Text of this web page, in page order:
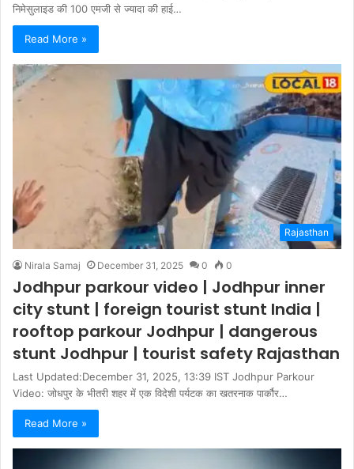
निमेसुलाइड की 100 एमजी से ज्यादा की हाई…
Read More »
Rajasthan
Nirala Samaj December 31, 2025 0 0
Jodhpur parkour video | Jodhpur inner
city stunt | foreign tourist stunt India |
rooftop parkour Jodhpur | dangerous
stunt Jodhpur | tourist safety Rajasthan
Last Updated:December 31, 2025, 13:39 IST Jodhpur Parkour
Video: जोधपुर के भीतरी शहर में एक विदेशी पर्यटक का खतरनाक पार्कौर…
Read More »